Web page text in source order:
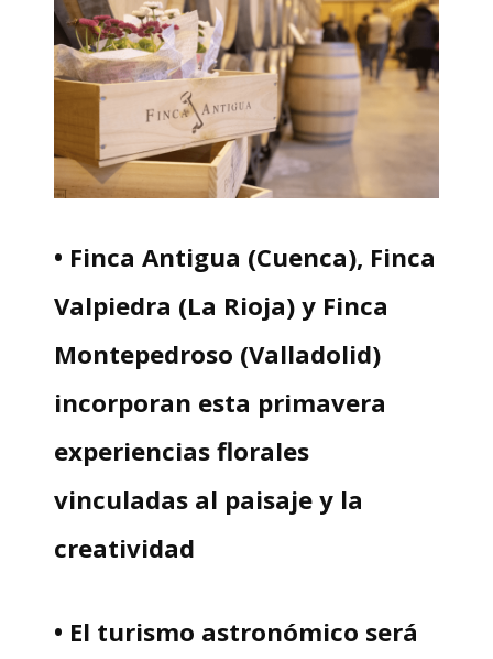
• Finca Antigua (Cuenca), Finca
Valpiedra (La Rioja) y Finca
Montepedroso (Valladolid)
incorporan esta primavera
experiencias florales
vinculadas al paisaje y la
creatividad
• El turismo astronómico será